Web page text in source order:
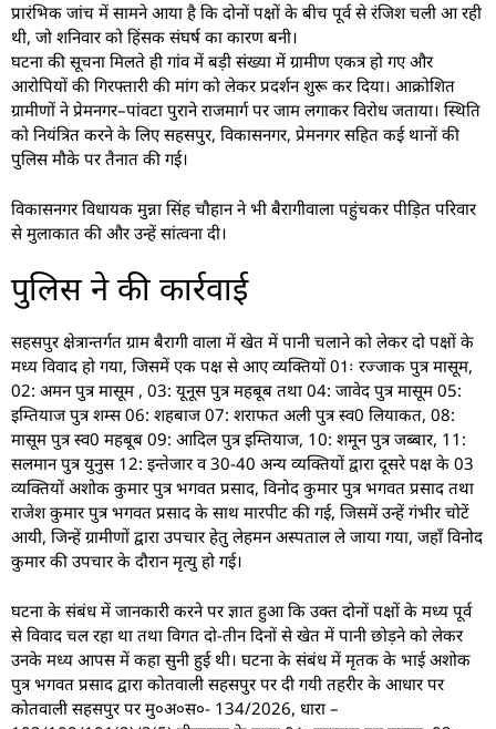
प्रारंभिक जांच में सामने आया है कि दोनों पक्षों के बीच पूर्व से रंजिश चली आ रही
थी, जो शनिवार को हिंसक संघर्ष का कारण बनी।
घटना की सूचना मिलते ही गांव में बड़ी संख्या में ग्रामीण एकत्र हो गए और
आरोपियों की गिरफ्तारी की मांग को लेकर प्रदर्शन शुरू कर दिया। आक्रोशित
ग्रामीणों ने प्रेमनगर–पांवटा पुराने राजमार्ग पर जाम लगाकर विरोध जताया। स्थिति
को नियंत्रित करने के लिए सहसपुर, विकासनगर, प्रेमनगर सहित कई थानों की
पुलिस मौके पर तैनात की गई।
विकासनगर विधायक मुन्ना सिंह चौहान ने भी बैरागीवाला पहुंचकर पीड़ित परिवार
से मुलाकात की और उन्हें सांत्वना दी।
पुलिस ने की कार्रवाई
सहसपुर क्षेत्रान्तर्गत ग्राम बैरागी वाला में खेत में पानी चलाने को लेकर दो पक्षों के
मध्य विवाद हो गया, जिसमें एक पक्ष से आए व्यक्तियों 01ः रज्जाक पुत्र मासूम,
02: अमन पुत्र मासूम , 03: यूनूस पुत्र महबूब तथा 04: जावेद पुत्र मासूम 05:
इम्तियाज पुत्र शम्स 06: शहबाज 07: शराफत अली पुत्र स्व0 लियाकत, 08:
मासूम पुत्र स्व0 महबूब 09: आदिल पुत्र इम्तियाज, 10: शमून पुत्र जब्बार, 11:
सलमान पुत्र युनुस 12: इन्तेजार व 30-40 अन्य व्यक्तियों द्वारा दूसरे पक्ष के 03
व्यक्तियों अशोक कुमार पुत्र भगवत प्रसाद, विनोद कुमार पुत्र भगवत प्रसाद तथा
राजेश कुमार पुत्र भगवत प्रसाद के साथ मारपीट की गई, जिसमें उन्हें गंभीर चोटें
आयी, जिन्हें ग्रामीणों द्वारा उपचार हेतु लेहमन अस्पताल ले जाया गया, जहाँ विनोद
कुमार की उपचार के दौरान मृत्यु हो गई।
घटना के संबंध में जानकारी करने पर ज्ञात हुआ कि उक्त दोनों पक्षों के मध्य पूर्व
से विवाद चल रहा था तथा विगत दो-तीन दिनों से खेत में पानी छोड़ने को लेकर
उनके मध्य आपस में कहा सुनी हुई थी। घटना के संबंध में मृतक के भाई अशोक
पुत्र भगवत प्रसाद द्वारा कोतवाली सहसपुर पर दी गयी तहरीर के आधार पर
कोतवाली सहसपुर पर मु०अ०स०- 134/2026, धारा –